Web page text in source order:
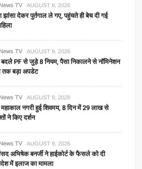
TV AUGUST 9, 2026
झांसा देकर पुर्तगाल ले गए, पहुंचते ही बेच दी गई
TV AUGUST 9, 2026
PF से जुड़े 8 नियम, पैसा निकालने से नॉमिनेशन
बड़ा अपडेट
TV AUGUST 9, 2026
नगरी हुई शिवमय, 8 दिन में 29 लाख से
ने किए दर्शन
TV AUGUST 9, 2026
अभिषेक बनर्जी ने हाईकोर्ट के फैसले को दी
में इलाज का मामला